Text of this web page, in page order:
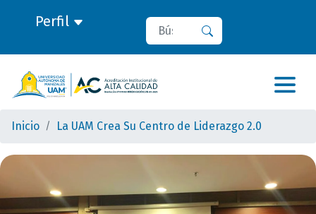
Perfil Buscar
Inicio La UAM Crea Su Centro de Liderazgo 2.0